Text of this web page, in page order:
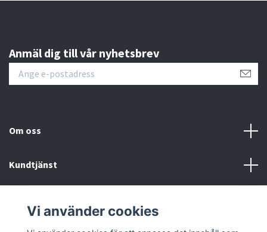
Anmäl dig till vår nyhetsbrev
Om oss
Kundtjänst
Vi använder cookies